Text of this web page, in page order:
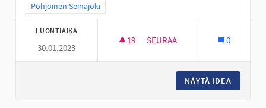
Rajaa tulokset teeman mukaan: Pohjoinen Seinäjoki
Pohjoinen Seinäjoki
LUONTIAIKA
30.01.2023
19 19 SEURAAJAA
SEURAA 0
NÄYTÄ IDEA